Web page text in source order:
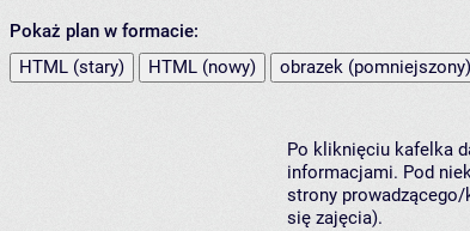
Pokaż plan w formacie:
HTML (stary)
HTML (nowy) obrazek (pomniejszony)
Po kliknięciu kafelka
informacjami. Pod
strony
się zajęcia).